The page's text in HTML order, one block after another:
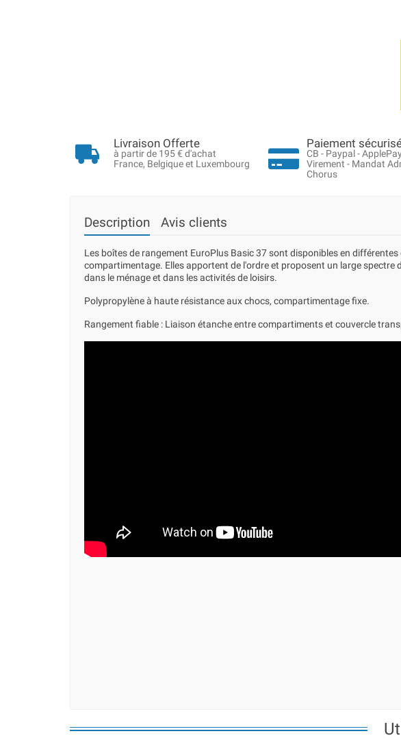
Livraison Offerte
à partir de 195 € d'achat
France, Belgique et Luxembourg
Paiement
CB - Paypal - ApplePay
Virement - Mandat
Chorus
Description Avis clients
Les boîtes de rangement EuroPlus Basic 37 sont disponibles en
compartimentage. Elles apportent de l'ordre et proposent un large spectre
dans le ménage et dans les activités de loisirs.
Polypropylène à haute résistance aux chocs, compartimentage fixe.
Rangement fiable : Liaison étanche entre compartiments et couvercle